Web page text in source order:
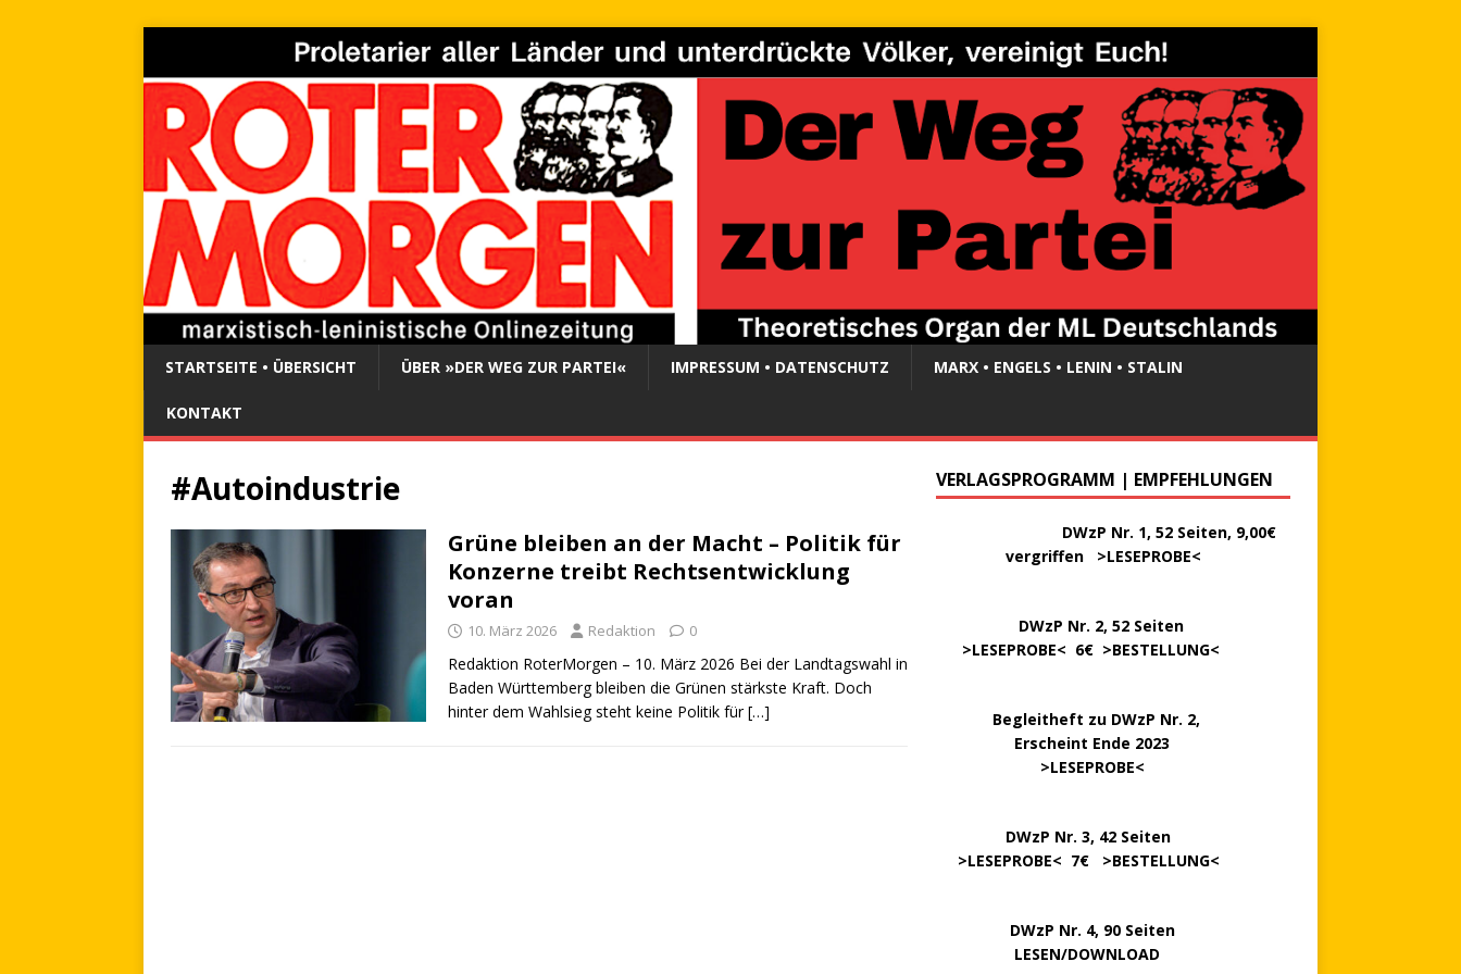
STARTSEITE • ÜBERSICHT ÜBER »DER WEG ZUR PARTEI« IMPRESSUM • DATENSCHUTZ MARX • ENGELS • LENIN • STALIN
KONTAKT
#Autoindustrie
Grüne bleiben an der Macht – Politik für
Konzerne treibt Rechtsentwicklung
voran
10. März 2026 Redaktion 0
Redaktion RoterMorgen – 10. März 2026 Bei der Landtagswahl in
Baden Württemberg bleiben die Grünen stärkste Kraft. Doch
hinter dem Wahlsieg steht keine Politik für[…]
VERLAGSPROGRAMM | EMPFEHLUNGEN
DWzP Nr. 1, 52 Seiten, 9,00€
vergriffen >LESEPROBE<
DWzP Nr. 2, 52 Seiten
>LESEPROBE< 6€ >BESTELLUNG<
Begleitheft zu DWzP Nr. 2,
Erscheint Ende 2023
>LESEPROBE<
DWzP Nr. 3, 42 Seiten
>LESEPROBE< 7€ >BESTELLUNG<
DWzP Nr. 4, 90 Seiten
LESEN/DOWNLOAD